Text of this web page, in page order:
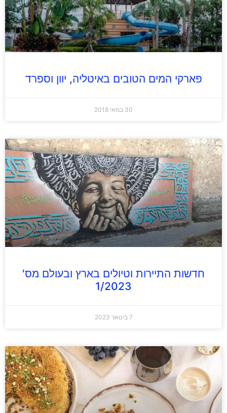
פארקי המים הטובים באיטליה, יוון וספרד
30 במאי 2018
חדשות התיירות וטיולים בארץ ובעולם מס'
1/2023
7 בינואר 2023